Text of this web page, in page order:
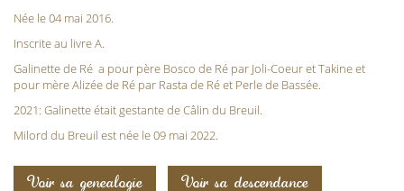
Née le 04 mai 2016.
Inscrite au livre A.
Galinette de Ré a pour père Bosco de Ré par Joli-Coeur et Takine et
pour mère Alizée de Ré par Rasta de Ré et Perle de Bassée.
2021: Galinette était gestante deCâlin du Breuil.
Milord du Breuil est née le 09 mai 2022.
Voir sa genealogie Voir sa descendance